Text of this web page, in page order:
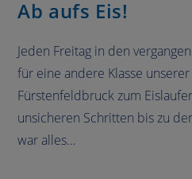
Ab aufs Eis!
Jeden Freitag in den
für eine andere Klasse
Fürstenfeldbruck zum
unsicheren Schritten bis zu
war alles…